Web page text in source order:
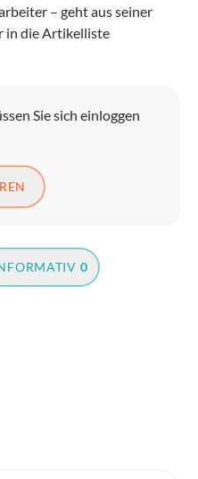
– geht aus seiner
in die Artikelliste
Sie sich einloggen
0